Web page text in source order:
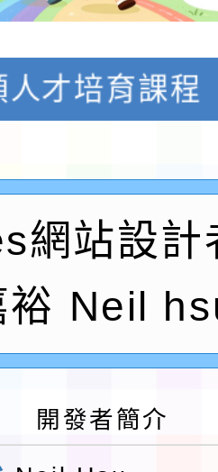
安中心白海豚
人才培育課程
市115學年度
土語及新住民
各1份
教育專業人
通訊傳播委員
防空）演習－
金融知識線上
年度第1學
理後續甄選)
園市115學年
點」1份
學年度學生
網站設計
裕 Neil
開發者簡介